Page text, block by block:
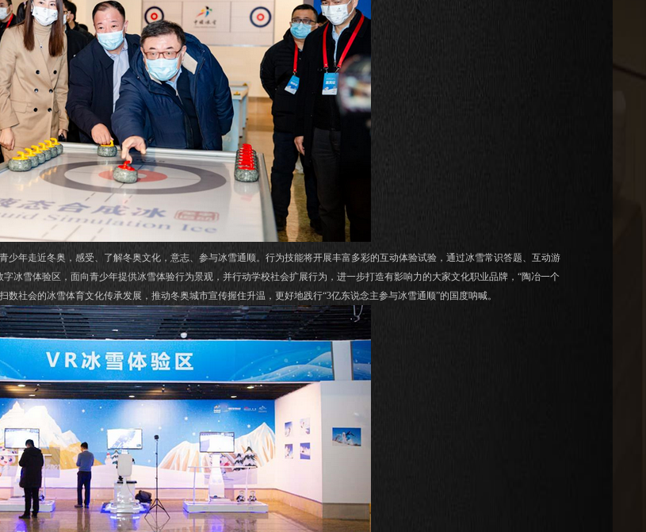
年走近冬奥，感受、了解冬奥文化，意志、参与冰雪通顺。行为技能将开展丰富多彩的互动体验试验，通过冰雪常识答题、互动游
冰雪体验区，面向青少年提供冰雪体验行为景观，并行动学校社会扩展行为，进一步打造有影响力的大家文化职业品牌，“陶冶一个
社会的冰雪体育文化传承发展，推动冬奥城市宣传握住升温，更好地践行“3亿东说念主参与冰雪通顺”的国度呐喊。